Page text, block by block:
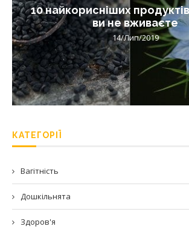
10 найкорисніших продуктів
ви не вживаєте
14/Лип/2019
КАТЕГОРІЇ
Вагітність
Дошкільнята
Здоров'я